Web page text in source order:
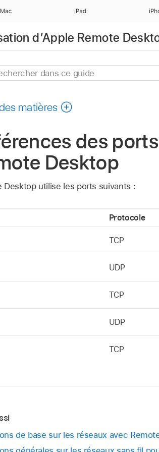
Mac iPad
d’Apple Remote
matières
des
Desktop
Desktop utilise les ports suivants :
Protocole
TCP
UDP
TCP
UDP
TCP
de base sur les réseaux avec